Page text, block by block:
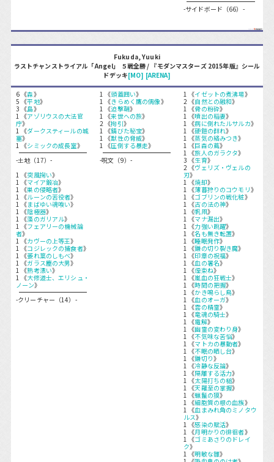
-サイドボード（66）-
Fukuda, Yuuki
ラストチャンストライアル「Angel」 ５戦全勝 / 『モダンマスターズ 2015年版』シール
ドデッキ[MO] [ARENA]
6 《森》
5 《平地》
3 《島》
1 《アゾリウスの大法官
庁》
1 《ダークスティールの城
塞》
1 《シミックの成長室》
-土地（17）-
1 《突風掬い》
1 《マイア鍛冶》
1 《巣の侵略者》
1 《ルーンの苦役者》
1 《まばゆい魂喰い》
1 《陰極器》
1 《藻のガリアル》
1 《フェアリーの機械論
者》
1 《カヴーの上等王》
1 《コジレックの捕食者》
1 《萎れ葉のしもべ》
1 《ガラス塵の大男》
1 《熟考漂い》
1 《大修道士、エリシュ・
ノーン》
-クリーチャー（14）-
1 《頭蓋囲い》
1 《きらめく鷹の偶像》
1 《迫撃鞘》
1 《来世への旅》
2 《拘引》
1 《錆びた秘宝》
1 《獣性の脅威》
1 《圧倒する暴走》
-呪文（9）-
1 《イゼットの煮沸場》
2 《自然との融和》
1 《骨の粉砕》
1 《噴出の稲妻》
1 《病に倒れたルサルカ》
1 《硬鎧の群れ》
1 《蒸気の絡みつき》
1 《巨森の蔦》
1 《旅人のガラクタ》
3 《生育》
2 《ヴェリズ・ヴェルの
刃》
1 《焼却》
1 《薄暮狩りのコウモリ》
1 《ゴブリンの戦化粧》
1 《古の法の神》
1 《帆凧》
1 《マナ漏出》
1 《力強い跳躍》
1 《名も無き転置》
1 《睡眠発作》
1 《鎌の切り裂き魔》
1 《印章の祝福》
1 《血の署名》
1 《煙束ね》
1 《嵐血の狂戦士》
1 《時間の把握》
1 《かき鳴らし鳥》
1 《血のオーガ》
1 《雲の精霊》
1 《竜魂の騎士》
1 《電解》
1 《幽霊の変わり身》
1 《不気味な苦悩》
1 《マトカの暴動者》
1 《不眠の晒し台》
1 《鎌切り》
1 《冷静な反論》
1 《隔離する活力》
1 《太陽打ちの槌》
1 《天羅至の掌握》
1 《蝋鬣の獏》
1 《細胞質の根の血族》
1 《血まみれ角のミノタウ
ルス》
1 《感染の賦活》
1 《月明かりの徘徊者》
1 《ゴミあさりのドレイ
ク》
1 《明敏な雛》